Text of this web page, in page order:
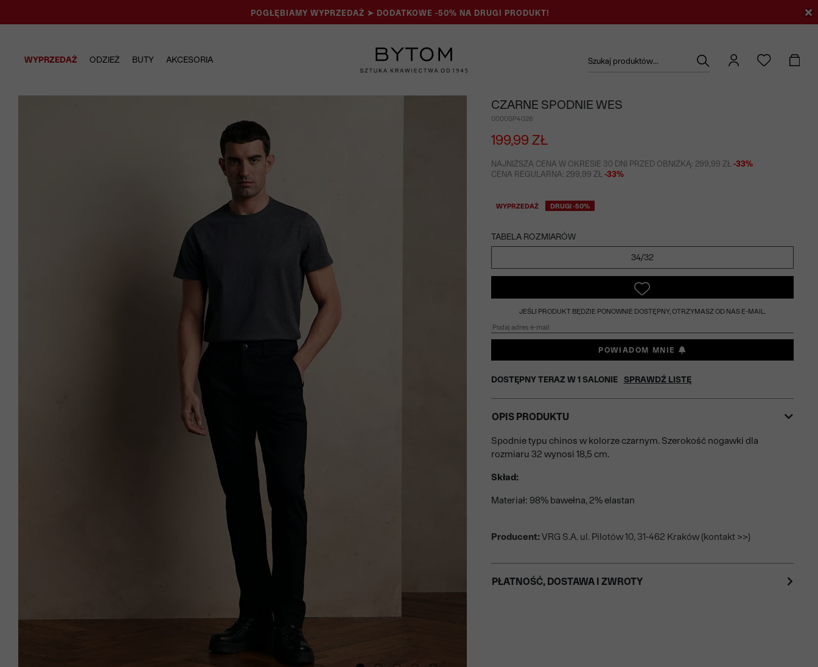
POGŁĘBIAMY WYPRZEDAŻ ➤ DODATKOWE -50% NA DRUGI PRODUKT!
WYPRZEDAŻ ODZIEŻ BUTY AKCESORIA Szukaj produktów...
CZARNE SPODNIE WES
0000SP4026
199,99 ZŁ
NAJNIŻSZA CENA W OKRESIE 30 DNI PRZED OBNIŻKĄ: 299,99 ZŁ -33%
CENA REGULARNA: 299,99 ZŁ -33%
WYPRZEDAŻ DRUGI -50%
TABELA ROZMIARÓW
34/32
JEŚLI PRODUKT BĘDZIE PONOWNIE DOSTĘPNY, OTRZYMASZ OD NAS E-MAIL.
POWIADOM MNIE
DOSTĘPNY TERAZ W1SALONIE SPRAWDŹ LISTĘ
OPIS PRODUKTU
Spodnie typu chinos w kolorze czarnym. Szerokość nogawki dla
rozmiaru 32 wynosi 18,5 cm.
Skład:
Materiał: 98% bawełna, 2% elastan
Producent: VRG S.A. ul. Pilotów 10, 31-462 Kraków (kontakt >>)
PŁATNOŚĆ, DOSTAWA I ZWROTY